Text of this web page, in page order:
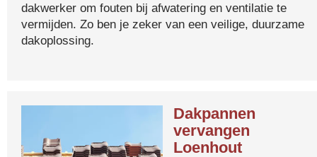
dakwerker om fouten bij afwatering en ventilatie te
vermijden. Zo ben je zeker van een veilige, duurzame
dakoplossing.
Dakpannen
vervangen
Loenhout